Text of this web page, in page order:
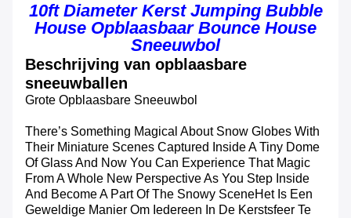
10ft Diameter Kerst Jumping Bubble
House Opblaasbaar Bounce House
Sneeuwbol
Beschrijving van opblaasbare
sneeuwballen
Grote Opblaasbare Sneeuwbol
There’s Something Magical About Snow Globes With
Their Miniature Scenes Captured Inside A Tiny Dome
Of Glass And Now You Can Experience That Magic
From A Whole New Perspective As You Step Inside
And Become A Part Of The Snowy SceneHet Is Een
Geweldige Manier Om Iedereen In De Kerstsfeer Te